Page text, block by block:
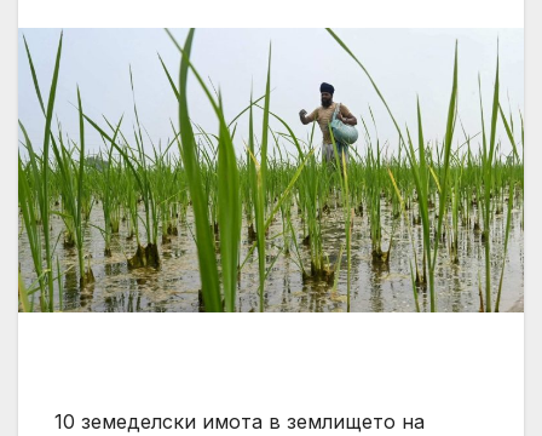
10 земеделски имота в землището на